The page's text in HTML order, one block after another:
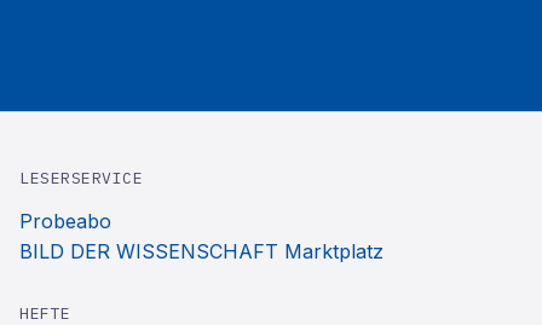
LESERSERVICE
Probeabo
BILD DER WISSENSCHAFT Marktplatz
HEFTE